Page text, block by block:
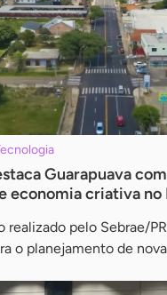
Guarapuava
economia criativa no
realizado pelo Sebrae/
o planejamento de